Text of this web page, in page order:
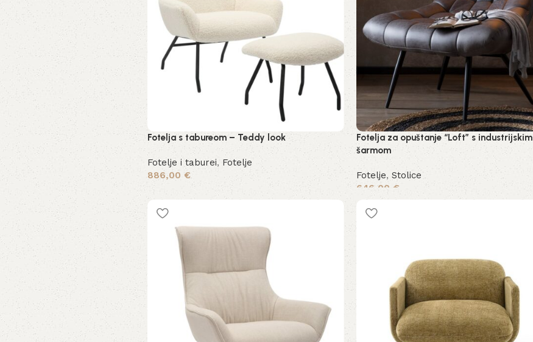
Industrijski ormar
Posebna ponuda!
Kupi odmah
Fotelja s tabureom – Teddy look
Fotelje i taburei, Fotelje
886,00 €
Dodaj u košaricu
Fotelja za opuštanje “Loft” s industrijskim
šarmom
Fotelje, Stolice
646,00 €